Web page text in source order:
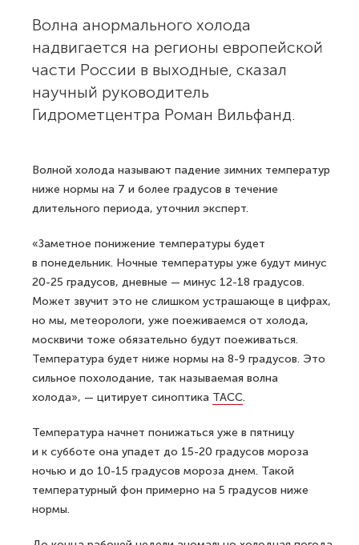
Волна анормального холода
надвигается на регионы европейской
части России в выходные, сказал
научный руководитель
Гидрометцентра Роман Вильфанд.
Волной холода называют падение зимних температур
ниже нормы на 7 и более градусов в течение
длительного периода, уточнил эксперт.
«Заметное понижение температуры будет
в понедельник. Ночные температуры уже будут минус
20-25 градусов, дневные — минус 12-18 градусов.
Может звучит это не слишком устрашающе в цифрах,
но мы, метеорологи, уже поеживаемся от холода,
москвичи тоже обязательно будут поеживаться.
Температура будет ниже нормы на 8-9 градусов. Это
сильное похолодание, так называемая волна
холода», — цитирует синоптика ТАСС.
Температура начнет понижаться уже в пятницу
и к субботе она упадет до 15-20 градусов мороза
ночью и до 10-15 градусов мороза днем. Такой
температурный фон примерно на 5 градусов ниже
нормы.